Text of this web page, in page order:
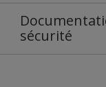
sécurité